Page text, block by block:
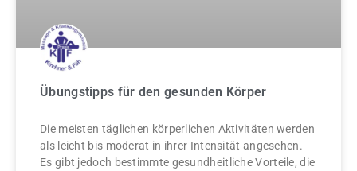
Übungstipps für den gesunden Körper
Die meisten täglichen körperlichen Aktivitäten werden
als leicht bis moderat in ihrer Intensität angesehen.
Es gibt jedoch bestimmte gesundheitliche Vorteile, die